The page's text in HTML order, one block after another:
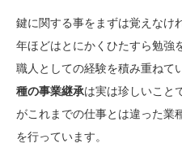
鍵に関する事をまずは覚えなけ
年ほどはとにかくひたすら勉強
職人としての経験を積み重ねて
種の事業継承は実は珍しいこと
がこれまでの仕事とは違った業
を行っています。